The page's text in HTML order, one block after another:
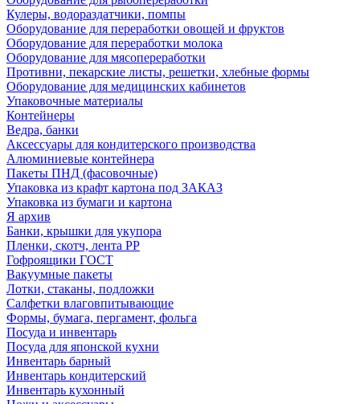
Кулеры, водораздатчики, помпы
Оборудование для переработки овощей и фруктов
Оборудование для переработки молока
Оборудование для мясопереработки
Противни, пекарские листы, решетки, хлебные формы
Оборудование для медицинских кабинетов
Упаковочные материалы
Контейнеры
Ведра, банки
Аксессуары для кондитерского производства
Алюминиевые контейнера
Пакеты ПНД (фасовочные)
Упаковка из крафт картона под ЗАКАЗ
Упаковка из бумаги и картона
Я архив
Банки, крышки для укупора
Пленки, скотч, лента РР
Гофроящики ГОСТ
Вакуумные пакеты
Лотки, стаканы, подложки
Салфетки влаговпитывающие
Формы, бумага, пергамент, фольга
Посуда и инвентарь
Посуда для японской кухни
Инвентарь барный
Инвентарь кондитерский
Инвентарь кухонный